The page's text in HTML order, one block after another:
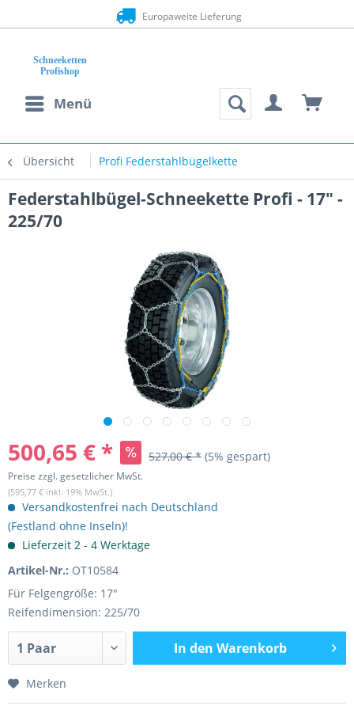
Europaweite Lieferung
Menü
Übersicht Profi Federstahlbügelkette
Federstahlbügel-Schneekette Profi - 17" -
225/70
500,65 € * 527,00 € * (5% gespart)
Preise zzgl. gesetzlicher MwSt.
(595,77 € inkl. 19% MwSt.)
Versandkostenfrei nach Deutschland
(Festland ohne Inseln)!
Lieferzeit 2 - 4 Werktage
Artikel-Nr.: OT10584
Für Felgengröße: 17"
Reifendimension: 225/70
In den Warenkorb
Merken